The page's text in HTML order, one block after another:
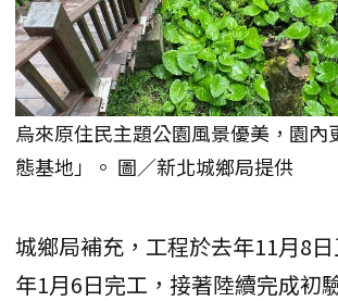
烏來原住民主題公園風景優美，園內
態基地」。 圖／新北城鄉局提供
城鄉局補充，工程於去年11月8
年1月6日完工，接著陸續完成初